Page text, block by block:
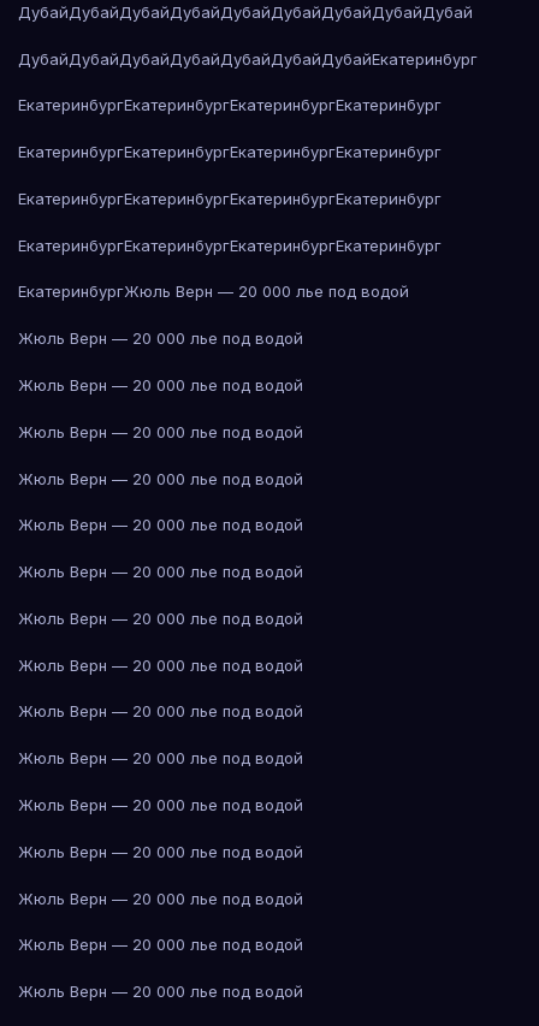
ДубайДубайДубайДубайДубайДубайДубайДубайДубай
ДубайДубайДубайДубайДубайДубайДубайЕкатеринбург
ЕкатеринбургЕкатеринбургЕкатеринбургЕкатеринбург
ЕкатеринбургЕкатеринбургЕкатеринбургЕкатеринбург
ЕкатеринбургЕкатеринбургЕкатеринбургЕкатеринбург
ЕкатеринбургЕкатеринбургЕкатеринбургЕкатеринбург
ЕкатеринбургЖюль Верн — 20 000 лье под водой
Жюль Верн — 20 000 лье под водой
Жюль Верн — 20 000 лье под водой
Жюль Верн — 20 000 лье под водой
Жюль Верн — 20 000 лье под водой
Жюль Верн — 20 000 лье под водой
Жюль Верн — 20 000 лье под водой
Жюль Верн — 20 000 лье под водой
Жюль Верн — 20 000 лье под водой
Жюль Верн — 20 000 лье под водой
Жюль Верн — 20 000 лье под водой
Жюль Верн — 20 000 лье под водой
Жюль Верн — 20 000 лье под водой
Жюль Верн — 20 000 лье под водой
Жюль Верн — 20 000 лье под водой
Жюль Верн — 20 000 лье под водой